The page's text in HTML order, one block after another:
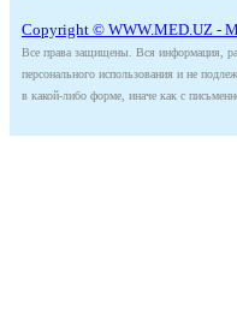
Copyright © WWW.MED.UZ -
Все права защищены. Вся информация,
персонального использования и не
в какой-либо форме, иначе как с